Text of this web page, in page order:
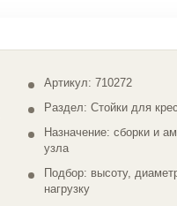
Артикул: 710272
Раздел: Стойки для
Назначение: сборки и
узла
Подбор: высоту,
нагрузку